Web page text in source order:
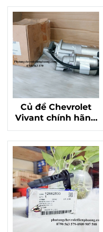
Củ đề Chevrolet
Vivant chính hãng
chất lượng GM mã
96952007